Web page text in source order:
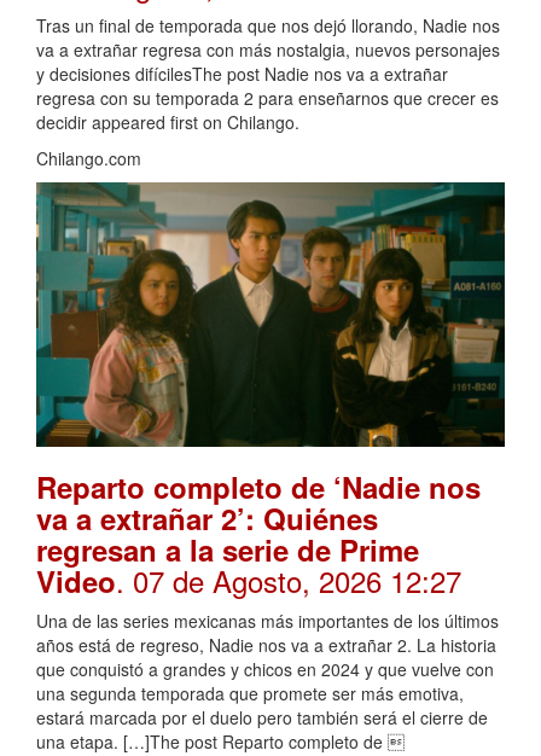
Tras un final de temporada que nos dejó llorando, Nadie nos
va a extrañar regresa con más nostalgia, nuevos personajes
y decisiones difícilesThe post Nadie nos va a extrañar
regresa con su temporada 2 para enseñarnos que crecer es
decidir appeared first on Chilango.
Chilango.com
Reparto completo de ‘Nadie nos
va a extrañar 2’: Quiénes
regresan a la serie de Prime
Video. 07 de Agosto, 2026 12:27
Una de las series mexicanas más importantes de los últimos
años está de regreso, Nadie nos va a extrañar 2. La historia
que conquistó a grandes y chicos en 2024 y que vuelve con
una segunda temporada que promete ser más emotiva,
estará marcada por el duelo pero también será el cierre de
una etapa. […]The post Reparto completo de 